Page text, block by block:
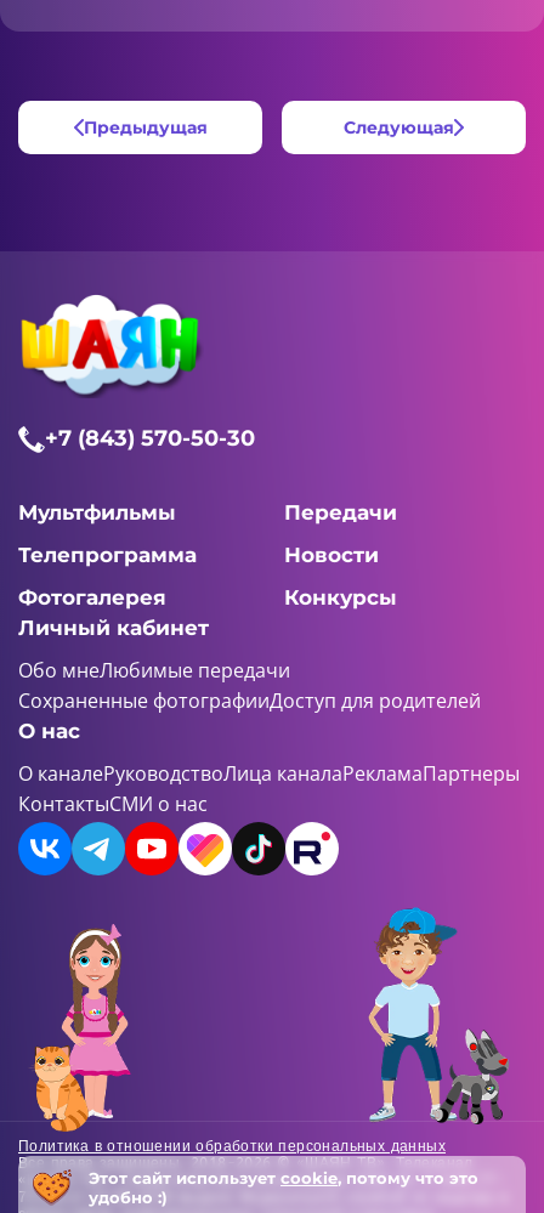
Предыдущая Следующая
+7 (843) 570-50-30
Мультфильмы
Передачи
Телепрограмма
Новости
Фотогалерея
Конкурсы
Личный кабинет
Обо мнеЛюбимые передачи
Сохраненные фотографииДоступ для родителей
О нас
О каналеРуководствоЛица каналаРекламаПартнеры
КонтактыСМИ о нас
Политика в отношении обработки персональных данных
Все права защищены. 2018-2026 © «ШАЯН ТВ». Телеканал
«ШАЯН ТВ» , Свидетельство о регистрации СМИ Эл-Л №ФС77-
73138 от 22.06.2018 выдано Федеральной службой по надзору в
Этот сайт использует cookie, потому что это
удобно :)